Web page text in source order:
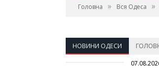
Головна » Вся Одеса »
НОВИНИ ОДЕСИ